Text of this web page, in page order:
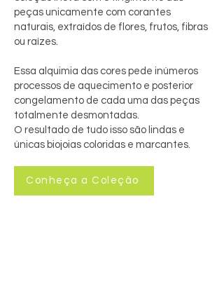
peças unicamente com corantes
naturais, extraídos de flores, frutos, fibras
ou raízes.
Essa alquimia das cores pede inúmeros
processos de aquecimento e posterior
congelamento de cada uma das peças
totalmente desmontadas.
O resultado de tudo isso são lindas e
únicas biojoias coloridas e marcantes.
Conheça a Coleção